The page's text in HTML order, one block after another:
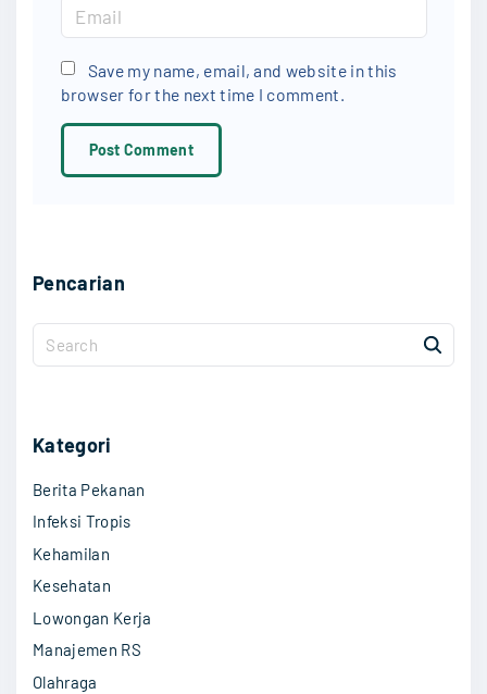
e
*
m
a
i
l
Save my name, email, and website in this
browser for the next time I comment.
Pencarian
e
Kategori
Berita Pekanan
Infeksi Tropis
Kehamilan
Kesehatan
Lowongan Kerja
Manajemen RS
Olahraga